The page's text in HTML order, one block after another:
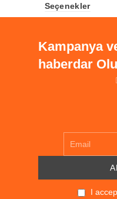
₺1.676,87.
Seçenekler
Kampanya
haberdar
I